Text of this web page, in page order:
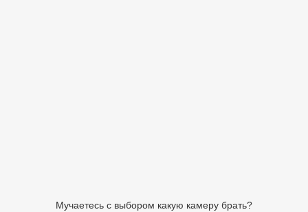
Мучаетесь с выбором какую камеру брать?